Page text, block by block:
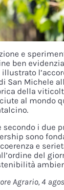
e
ben
San Michele
della
al mondo
secondo i due
sono
e
del
Agrario, 4